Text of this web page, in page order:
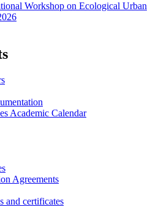
Workshop on Ecological Urban
Academic Calendar
Agreements
and certificates